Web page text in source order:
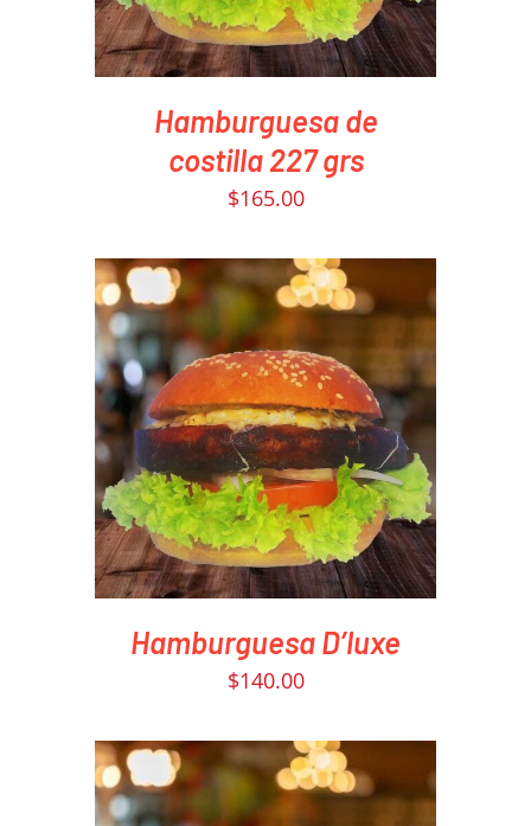
Hamburguesa de
costilla 227 grs
$165.00
PEDIR AHORA
/
DETAILS
Hamburguesa D’luxe
$140.00